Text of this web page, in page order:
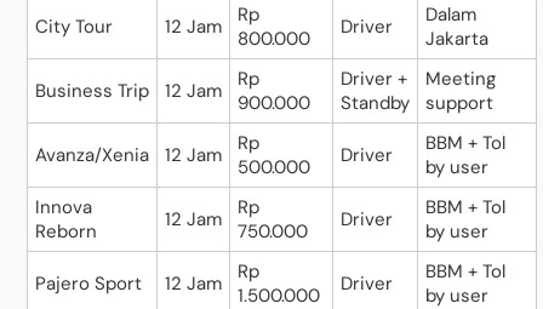
City Tour 12 Jam
Rp
800.000
Driver
Dalam
Jakarta
Business Trip 12 Jam
Rp
900.000
Driver +
Standby
Meeting
support
Avanza/Xenia 12 Jam
Rp
500.000
Driver
BBM + Tol
by user
Innova
Reborn
12 Jam
Rp
750.000
Driver
BBM + Tol
by user
Pajero Sport 12 Jam
Rp
1.500.000
Driver
BBM + Tol
by user